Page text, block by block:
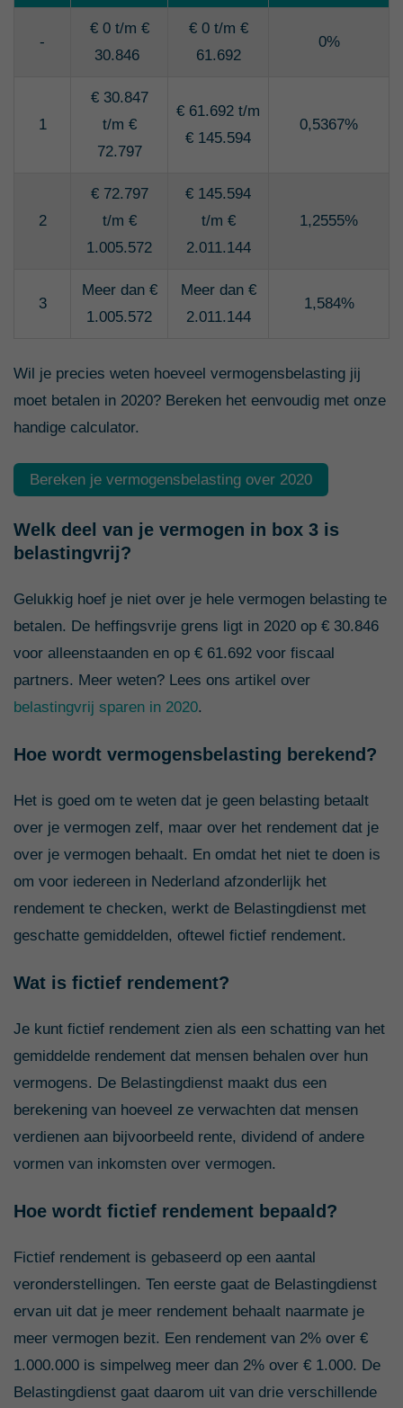
-
€ 0 t/m €
30.846
€ 0 t/m €
61.692
0%
1
€ 30.847
t/m €
72.797
€ 61.692 t/m
€ 145.594
0,5367%
2
€ 72.797
t/m €
1.005.572
€ 145.594
t/m €
2.011.144
1,2555%
3
Meer dan €
1.005.572
Meer dan €
2.011.144
1,584%
Wil je precies weten hoeveel vermogensbelasting jij
moet betalen in 2020? Bereken het eenvoudig met onze
handige calculator.
Bereken je vermogensbelasting over 2020
Welk deel van je vermogen in box 3 is
belastingvrij?
Gelukkig hoef je niet over je hele vermogen belasting te
betalen. De heffingsvrije grens ligt in 2020 op € 30.846
voor alleenstaanden en op € 61.692 voor fiscaal
partners. Meer weten? Lees ons artikel over
belastingvrij sparen in 2020.
Hoe wordt vermogensbelasting berekend?
Het is goed om te weten dat je geen belasting betaalt
over je vermogen zelf, maar over het rendement dat je
over je vermogen behaalt. En omdat het niet te doen is
om voor iedereen in Nederland afzonderlijk het
rendement te checken, werkt de Belastingdienst met
geschatte gemiddelden, oftewel fictief rendement.
Wat is fictief rendement?
Je kunt fictief rendement zien als een schatting van het
gemiddelde rendement dat mensen behalen over hun
vermogens. De Belastingdienst maakt dus een
berekening van hoeveel ze verwachten dat mensen
verdienen aan bijvoorbeeld rente, dividend of andere
vormen van inkomsten over vermogen.
Hoe wordt fictief rendement bepaald?
Fictief rendement is gebaseerd op een aantal
veronderstellingen. Ten eerste gaat de Belastingdienst
ervan uit dat je meer rendement behaalt naarmate je
meer vermogen bezit. Een rendement van 2% over €
1.000.000 is simpelweg meer dan 2% over € 1.000. De
Belastingdienst gaat daarom uit van drie verschillende